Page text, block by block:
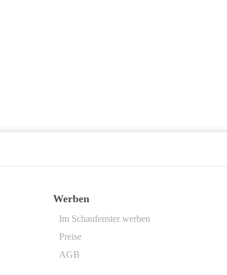
Werben
Im Schaufenster werben
Preise
AGB